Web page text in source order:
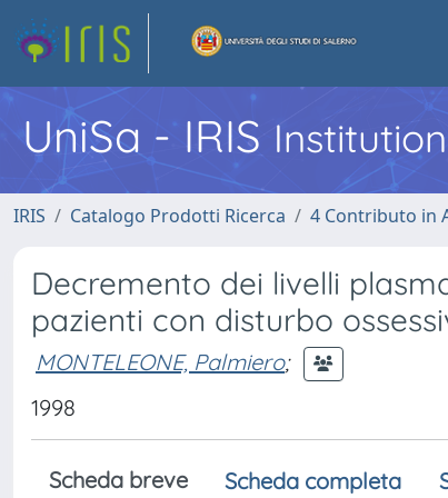
UniSa - IRIS
IRIS Catalogo Prodotti Ricerca 4 Contributo in
Decremento dei livelli
pazienti con disturbo
MONTELEONE, Palmiero;
1998
Scheda breve Scheda completa